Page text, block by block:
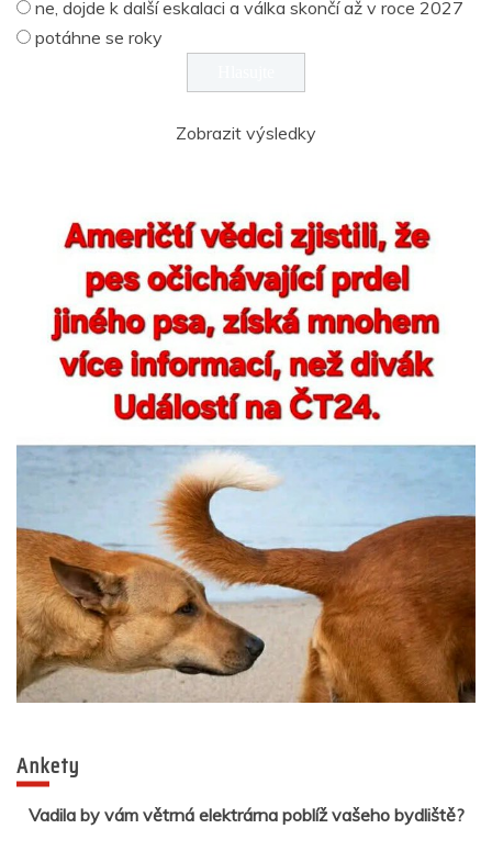
ne, dojde k další eskalaci a válka skončí až v roce 2027
potáhne se roky
Zobrazit výsledky
Ankety
Vadila by vám větrná elektrárna poblíž vašeho bydliště?